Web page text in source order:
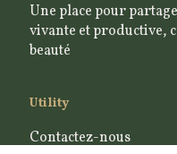
Une place pour
vivante et productive,
beauté
Utility
Contactez-nous